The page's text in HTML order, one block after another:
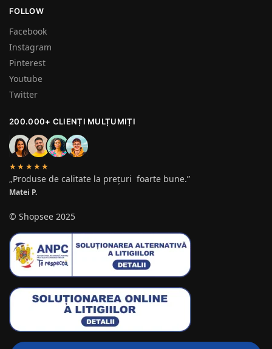
FOLLOW
Facebook
Instagram
Pinterest
Youtube
Twitter
200.000+ CLIENȚI MULȚUMIȚI
★★★★★
„Produse de calitate la prețuri foarte bune.”
Matei P.
© Shopsee 2025